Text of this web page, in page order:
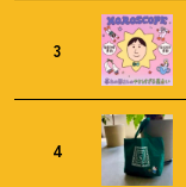
3
4